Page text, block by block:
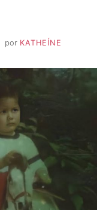
por KATHEÍNE